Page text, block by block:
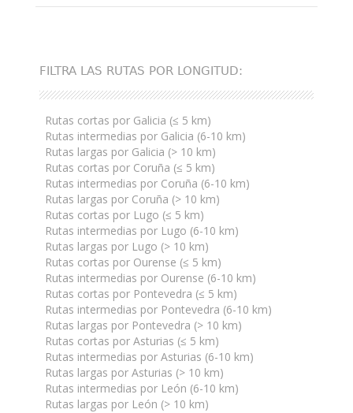
FILTRA LAS RUTAS POR LONGITUD:
Rutas cortas por Galicia (≤ 5 km)
Rutas intermedias por Galicia (6-10 km)
Rutas largas por Galicia (> 10 km)
Rutas cortas por Coruña (≤ 5 km)
Rutas intermedias por Coruña (6-10 km)
Rutas largas por Coruña (> 10 km)
Rutas cortas por Lugo (≤ 5 km)
Rutas intermedias por Lugo (6-10 km)
Rutas largas por Lugo (> 10 km)
Rutas cortas por Ourense (≤ 5 km)
Rutas intermedias por Ourense (6-10 km)
Rutas cortas por Pontevedra (≤ 5 km)
Rutas intermedias por Pontevedra (6-10 km)
Rutas largas por Pontevedra (> 10 km)
Rutas cortas por Asturias (≤ 5 km)
Rutas intermedias por Asturias (6-10 km)
Rutas largas por Asturias (> 10 km)
Rutas intermedias por León (6-10 km)
Rutas largas por León (> 10 km)